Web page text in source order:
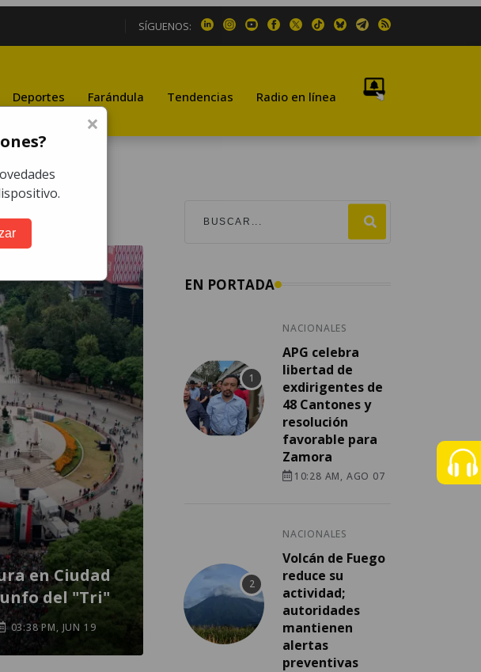
SÍGUENOS:
Deportes Farándula Tendencias Radio en línea
en Ciudad
del "Tri"
03:38 PM, JUN 19
EN PORTADA
NACIONALES
APG celebra
libertad de
exdirigentes de
48 Cantones y
resolución
favorable para
Zamora
10:28 AM, AGO 07
NACIONALES
Volcán de Fuego
reduce su
actividad;
autoridades
mantienen
alertas
preventivas
×